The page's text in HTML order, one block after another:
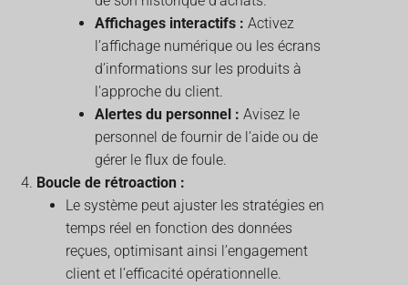
Affichages interactifs : Activez
l’affichage numérique ou les écrans
d’informations sur les produits à
l’approche du client.
Alertes du personnel : Avisez le
personnel de fournir de l’aide ou de
gérer le flux de foule.
Boucle de rétroaction :
Le système peut ajuster les stratégies en
temps réel en fonction des données
reçues, optimisant ainsi l’engagement
client et l’efficacité opérationnelle.